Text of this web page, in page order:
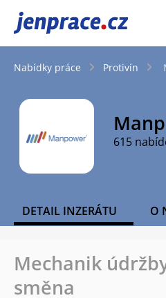
JenPráce.cz
Nabídky práce Protivín
615
DETAIL INZERÁTU O
Mechanik
směna